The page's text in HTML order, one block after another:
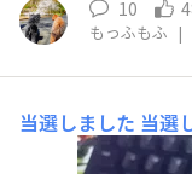
10
もっふもふ |
当選しました 当選